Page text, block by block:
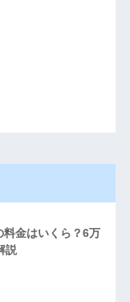
料金はいくら？6万
説